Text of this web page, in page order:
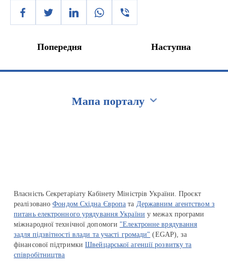
Попередня Наступна
Мапа порталу
Власність Секретаріату Кабінету Міністрів України. Проєкт
реалізованоФондом Східна Європа та Державним агентством з
питань електронного урядування України у межах програми
міжнародної технічної допомоги "Електронне врядування
задля підзвітності влади та участі громади" (EGAP), за
фінансової підтримкиШвейцарської агенції розвитку та
співробітництва